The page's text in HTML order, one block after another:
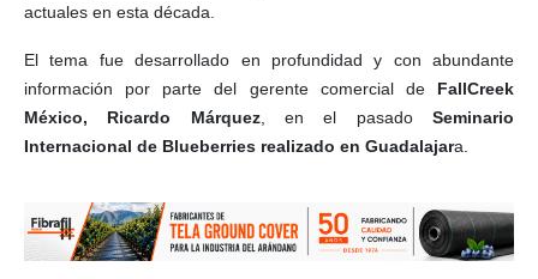
actuales en esta década.
El tema fue desarrollado en profundidad y con abundante
información por parte del gerente comercial de FallCreek
México, Ricardo Márquez, en el pasadoSeminario
Internacional de Blueberries realizado en Guadalajara.